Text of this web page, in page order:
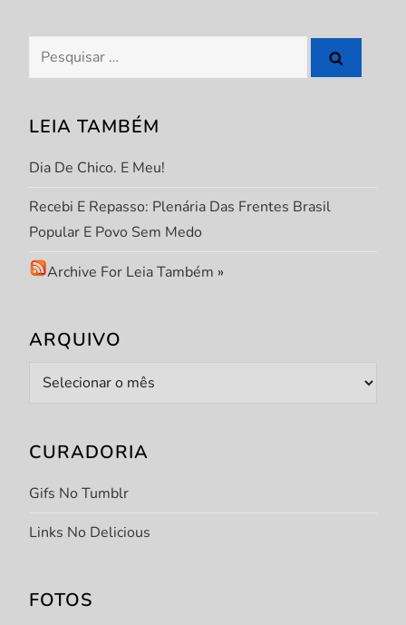
o
Pesquisar
por:
LEIA TAMBÉM
Dia De Chico. E Meu!
Recebi E Repasso: Plenária Das Frentes Brasil
Popular E Povo Sem Medo
Archive For Leia Também »
ARQUIVO
Arquivo
CURADORIA
Gifs No Tumblr
Links No Delicious
FOTOS